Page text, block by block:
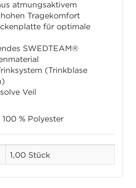
atmungsaktivem
Tragekomfort
für optimale
SWEDTEAM®
(Trinkblase
Veil
% Polyester
1,00 Stück